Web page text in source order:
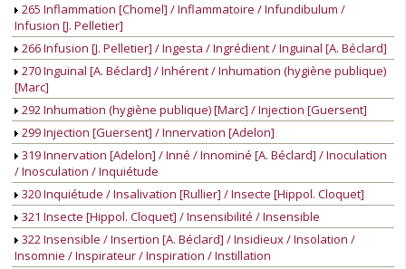
265 Inflammation [Chomel] / Inflammatoire / Infundibulum /
Infusion [J. Pelletier]
266 Infusion [J. Pelletier] / Ingesta / Ingrédient / Inguinal [A. Béclard]
270 Inguinal [A. Béclard] / Inhérent / Inhumation (hygiène publique)
[Marc]
292 Inhumation (hygiène publique) [Marc] / Injection [Guersent]
299 Injection [Guersent] / Innervation [Adelon]
319 Innervation [Adelon] / Inné / Innominé [A. Béclard] / Inoculation
/ Inosculation / Inquiétude
320 Inquiétude / Insalivation [Rullier] / Insecte [Hippol. Cloquet]
321 Insecte [Hippol. Cloquet] / Insensibilité / Insensible
322 Insensible / Insertion [A. Béclard] / Insidieux / Insolation /
Insomnie / Inspirateur / Inspiration / Instillation